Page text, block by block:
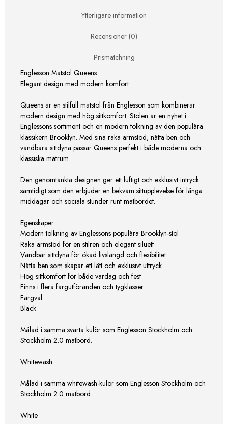
Ytterligare information
Recensioner (0)
Prismatchning
Englesson Matstol Queens
Elegant design med modern komfort
Queens är en stilfull matstol från Englesson som kombinerar
modern design med hög sittkomfort. Stolen är en nyhet i
Englessons sortiment och en modern tolkning av den populära
klassikern Brooklyn. Med sina raka armstöd, nätta ben och
vändbara sittdyna passar Queens perfekt i både moderna och
klassiska matrum.
Den genomtänkta designen ger ett luftigt och exklusivt intryck
samtidigt som den erbjuder en bekväm sittupplevelse för långa
middagar och sociala stunder runt matbordet.
Egenskaper
Modern tolkning av Englessons populära Brooklyn-stol
Raka armstöd för en stilren och elegant siluett
Vändbar sittdyna för ökad livslängd och flexibilitet
Nätta ben som skapar ett lätt och exklusivt uttryck
Hög sittkomfort för både vardag och fest
Finns i flera färgutföranden och tygklasser
Färgval
Black
Målad i samma svarta kulör som Englesson Stockholm och
Stockholm 2.0 matbord.
Whitewash
Målad i samma whitewash-kulör som Englesson Stockholm och
Stockholm 2.0 matbord.
White